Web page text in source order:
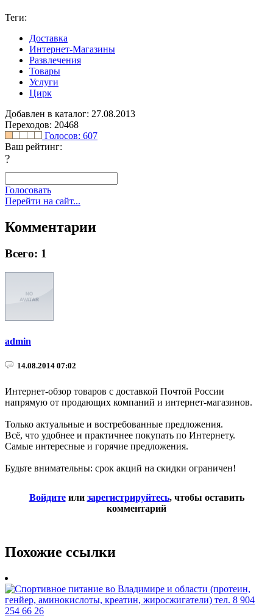
Теги:
Доставка
Интернет-Магазины
Развлечения
Товары
Услуги
Цирк
Добавлен в каталог: 27.08.2013
Переходов: 20468
Голосов: 607
Ваш рейтинг:
?
Голосовать
Перейти на сайт...
Комментарии
Всего: 1
admin
14.08.2014 07:02
Интернет-обзор товаров с доставкой Почтой России
напрямую от продающих компаний и интернет-магазинов.
Только актуальные и востребованные предложения.
Всё, что удобнее и практичнее покупать по Интернету.
Самые интересные и горячие предложения.
Будьте внимательны: срок акций на скидки ограничен!
Войдитеили зарегистрируйтесь, чтобы оставить
комментарий
Похожие ссылки